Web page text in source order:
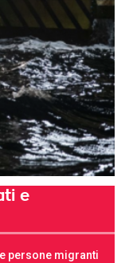
e
persone migranti